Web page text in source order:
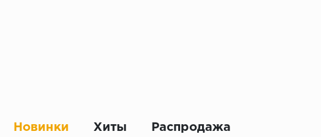
Новинки Хиты Распродажа